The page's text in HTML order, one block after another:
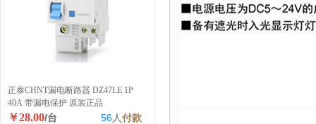
正泰CHNT漏电断路器 DZ47LE 1P
40A 带漏电保护 原装正品
￥28.00/台 56人付款